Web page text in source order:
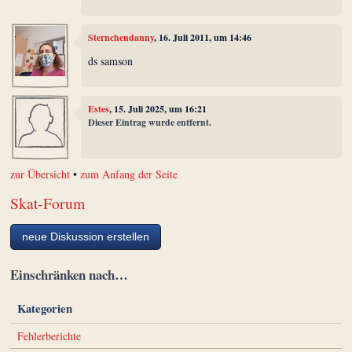
Sternchendanny, 16. Juli 2011, um 14:46
ds samson
Estes, 15. Juli 2025, um 16:21
Dieser Eintrag wurde entfernt.
zur Übersicht •zum Anfang der Seite
Skat-Forum
neue Diskussion erstellen
Einschränken nach…
Kategorien
Fehlerberichte